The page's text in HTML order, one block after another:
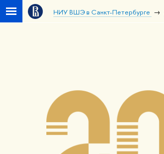
НИУ ВШЭ в Санкт-Петербурге